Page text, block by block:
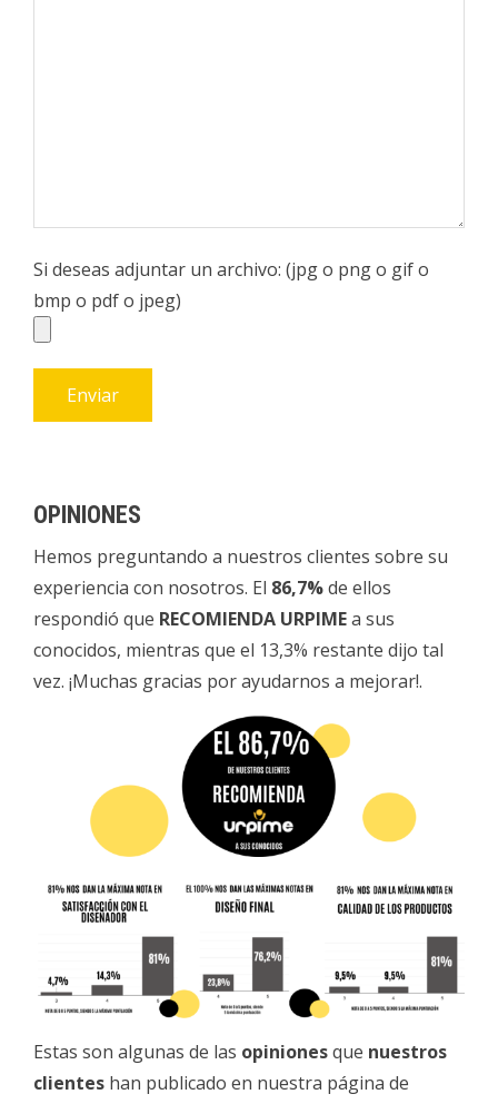
Si deseas adjuntar un archivo: (jpg o png o gif o
bmp o pdf o jpeg)
OPINIONES
Hemos preguntando a nuestros clientes sobre su
experiencia con nosotros. El 86,7%de ellos
respondió que RECOMIENDA URPIMEa sus
conocidos, mientras que el 13,3% restante dijo tal
vez. ¡Muchas gracias por ayudarnos a mejorar!.
Estas son algunas de las opinionesque nuestros
clientes han publicado en nuestra página de